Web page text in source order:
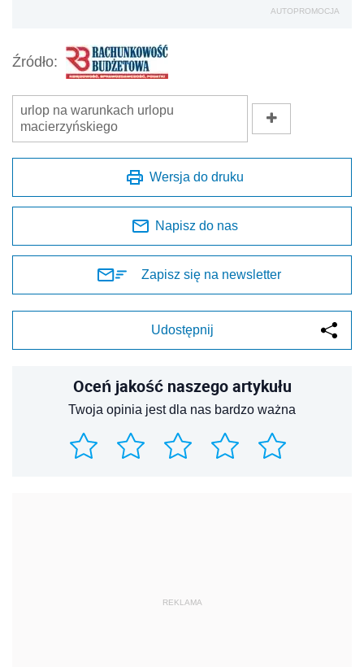
AUTOPROMOCJA
Źródło:
urlop na warunkach urlopu
macierzyńskiego
Wersja do druku
Napisz do nas
Zapisz się na newsletter
Udostępnij
Oceń jakość naszego artykułu
Twoja opinia jest dla nas bardzo ważna
REKLAMA